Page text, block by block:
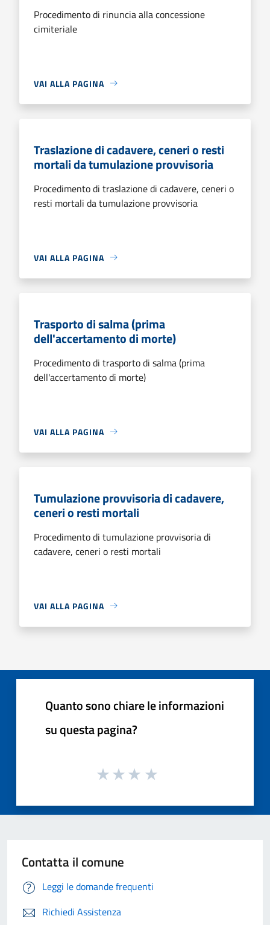
Procedimento di rinuncia alla concessione
cimiteriale
VAI ALLA PAGINA
Traslazione di cadavere, ceneri o resti
mortali da tumulazione provvisoria
Procedimento di traslazione di cadavere, ceneri o
resti mortali da tumulazione provvisoria
VAI ALLA PAGINA
Trasporto di salma (prima
dell'accertamento di morte)
Procedimento di trasporto di salma (prima
dell'accertamento di morte)
VAI ALLA PAGINA
Tumulazione provvisoria di cadavere,
ceneri o resti mortali
Procedimento di tumulazione provvisoria di
cadavere, ceneri o resti mortali
VAI ALLA PAGINA
Quanto sono chiare le informazioni
su questa pagina?
Contatta il comune
Leggi le domande frequenti
Richiedi Assistenza